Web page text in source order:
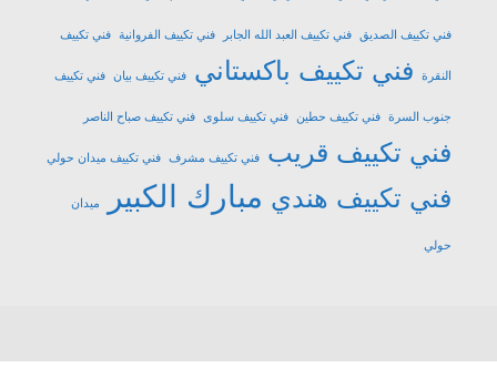
فني تكييف الصديق فني تكييف العبد الله الجابر فني تكييف الفروانية فني تكييف
النقرة فني تكييف باكستاني فني تكييف بيان فني تكييف
جنوب السرة فني تكييف حطين فني تكييف سلوى فني تكييف صباح الناصر
فني تكييف قريب فني تكييف مشرف فني تكييف ميدان حولي
فني تكييف هندي مبارك الكبير ميدان
حولي